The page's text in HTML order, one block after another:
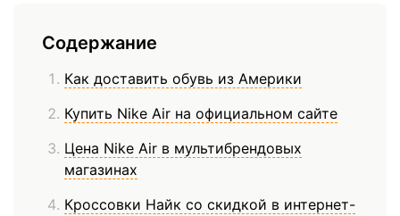
Содержание
Как доставить обувь из Америки
Купить Nike Air на официальном сайте
Цена Nike Air в мультибрендовых
магазинах
Кроссовки Найк со скидкой в интернет-